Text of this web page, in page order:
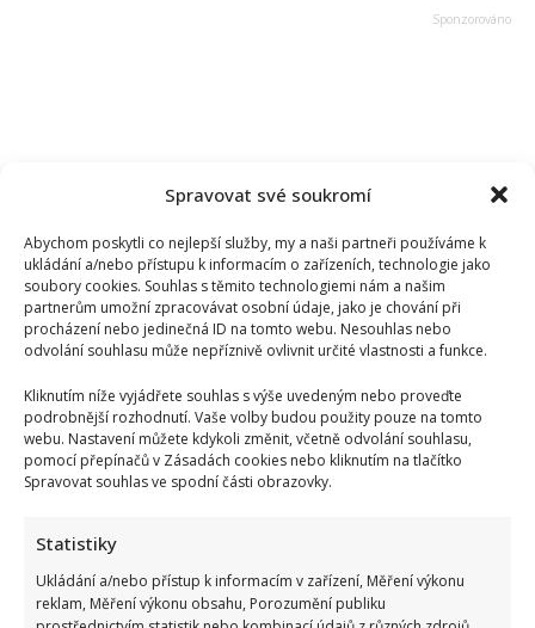
Spravovat své soukromí
Abychom poskytli co nejlepší služby, my a naši partneři používáme k
ukládání a/nebo přístupu k informacím o zařízeních, technologie jako
soubory cookies. Souhlas s těmito technologiemi nám a našim
partnerům umožní zpracovávat osobní údaje, jako je chování při
procházení nebo jedinečná ID na tomto webu. Nesouhlas nebo
odvolání souhlasu může nepříznivě ovlivnit určité vlastnosti a funkce.
Kliknutím níže vyjádřete souhlas s výše uvedeným nebo proveďte
podrobnější rozhodnutí. Vaše volby budou použity pouze na tomto
webu. Nastavení můžete kdykoli změnit, včetně odvolání souhlasu,
pomocí přepínačů v Zásadách cookies nebo kliknutím na tlačítko
Spravovat souhlas ve spodní části obrazovky.
Statistiky
Ukládání a/nebo přístup k informacím v zařízení, Měření výkonu
reklam, Měření výkonu obsahu, Porozumění publiku